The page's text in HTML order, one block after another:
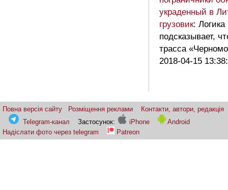
украденный в
грузовик: Логика
подсказывает,
трасса
2018-04-15
Повна версія сайту Розміщення реклами
Контакти, автори, редакція
Telegram-канал
Застосунок: iPhone
Android
Надіслати фото через telegram
Patreon